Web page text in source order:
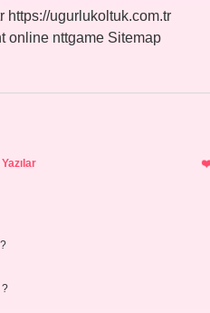
https://ugurlukoltuk.com.tr
online nttgame Sitemap
?